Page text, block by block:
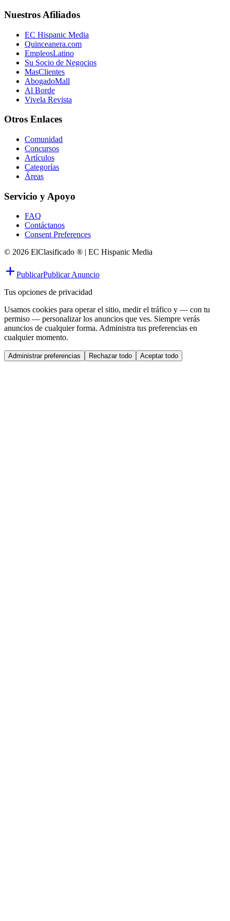
Nuestros Afiliados
EC Hispanic Media
Quinceanera.com
EmpleosLatino
Su Socio de Negocios
MasClientes
AbogadoMall
Al Borde
Vivela Revista
Otros Enlaces
Comunidad
Concursos
Artículos
Categorías
Áreas
Servicio y Apoyo
FAQ
Contáctanos
Consent Preferences
© 2026 ElClasificado ® | EC Hispanic Media
PublicarPublicar Anuncio
Tus opciones de privacidad
Usamos cookies para operar el sitio, medir el tráfico y — con tu
permiso — personalizar los anuncios que ves. Siempre verás
anuncios de cualquier forma. Administra tus preferencias en
cualquier momento.
Administrar preferencias Rechazar todo Aceptar todo